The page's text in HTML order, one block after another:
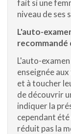
fait si une
niveau de ses
L'auto-
recommandé
L'auto-
enseignée
et à toucher
de découvrir
indiquer la
cependant
réduit pas la